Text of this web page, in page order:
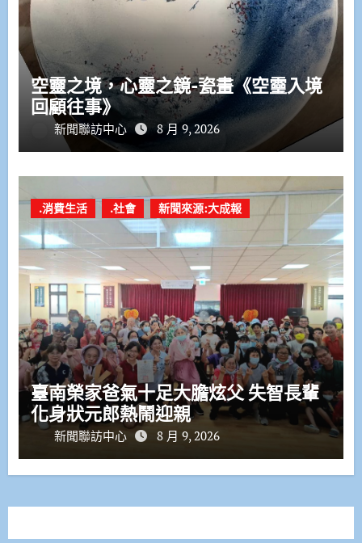
空靈之境，心靈之鏡-瓷畫《空𩆜入境
回顧往事》
新聞聯訪中心 8 月 9, 2026
.消費生活 .社會 新聞來源:大成報
臺南榮家爸氣十足大膽炫父 失智長輩
化身狀元郎熱鬧迎親
新聞聯訪中心 8 月 9, 2026